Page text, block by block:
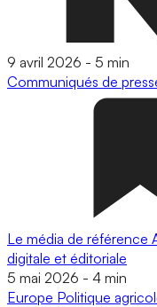
9 avril 2026 - 5 min
Communiqués de
Le média de référence
digitale et éditoriale
5 mai 2026 - 4 min
Europe Politique